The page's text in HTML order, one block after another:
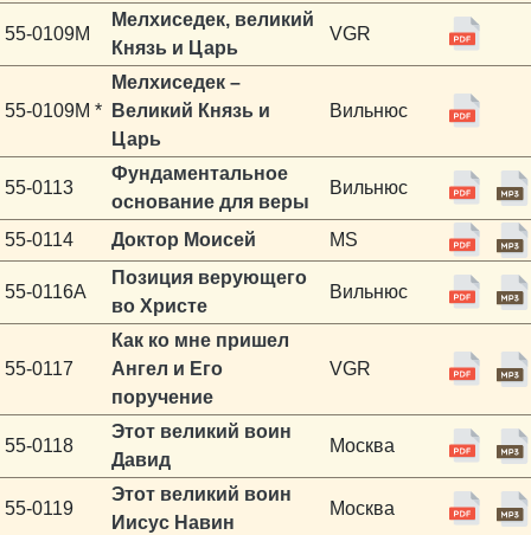
55-0109M
Мелхиседек, великий
Князь и Царь
VGR
55-0109M *
Мелхиседек –
Великий Князь и
Царь
Вильнюс
55-0113
Фундаментальное
основание для веры
Вильнюс
55-0114 Доктор Моисей MS
55-0116A
Позиция верующего
во Христе
Вильнюс
55-0117
Как ко мне пришел
Ангел и Его
поручение
VGR
55-0118
Этот великий воин
Давид
Москва
55-0119
Этот великий воин
Иисус Навин
Москва